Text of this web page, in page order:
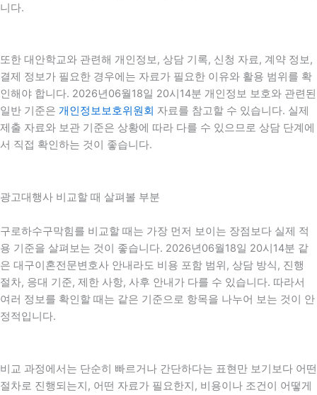
니다.
또한 대안학교와 관련해 개인정보, 상담 기록, 신청 자료, 계약 정보,
결제 정보가 필요한 경우에는 자료가 필요한 이유와 활용 범위를 확
인해야 합니다. 2026년06월18일 20시14분 개인정보 보호와 관련된
일반 기준은 개인정보보호위원회 자료를 참고할 수 있습니다. 실제
제출 자료와 보관 기준은 상황에 따라 다를 수 있으므로 상담 단계에
서 직접 확인하는 것이 좋습니다.
광고대행사 비교할 때 살펴볼 부분
구로하수구막힘를 비교할 때는 가장 먼저 보이는 장점보다 실제 적
용 기준을 살펴보는 것이 좋습니다. 2026년06월18일 20시14분 같
은 대구이혼전문변호사 안내라도 비용 포함 범위, 상담 방식, 진행
절차, 응대 기준, 제한 사항, 사후 안내가 다를 수 있습니다. 따라서
여러 정보를 확인할 때는 같은 기준으로 항목을 나누어 보는 것이 안
정적입니다.
비교 과정에서는 단순히 빠르거나 간단하다는 표현만 보기보다 어떤
절차로 진행되는지, 어떤 자료가 필요한지, 비용이나 조건이 어떻게